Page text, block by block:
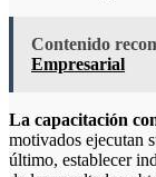
Contenido
Empresarial
La capacitación
motivados ejecutan
último, establecer